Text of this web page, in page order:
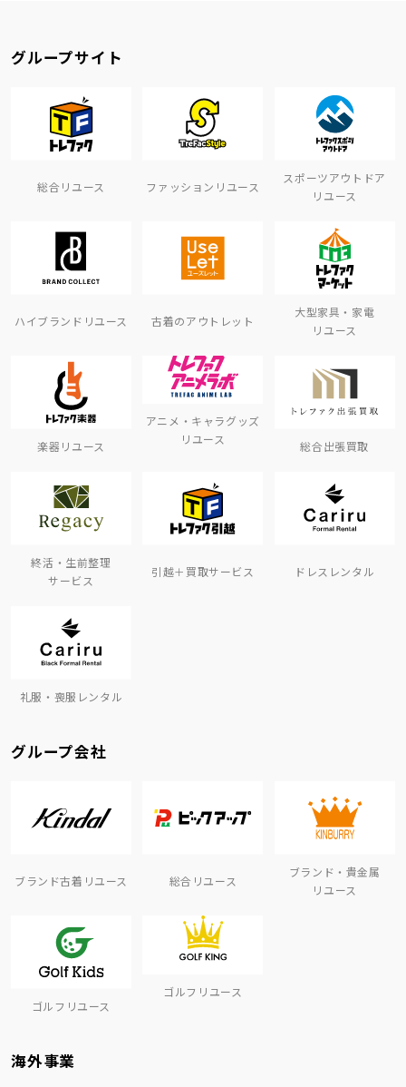
グループサイト
総合リユース ファッションリユース
スポーツアウトドア
リユース
ハイブランドリユース 古着のアウトレット
大型家具・家電
リユース
楽器リユース
アニメ・キャラグッズ
リユース
総合出張買取
終活・生前整理
サービス
引越＋買取サービス ドレスレンタル
礼服・喪服レンタル
グループ会社
ブランド古着リユース 総合リユース
ブランド・貴金属
リユース
ゴルフリユース
ゴルフリユース
海外事業